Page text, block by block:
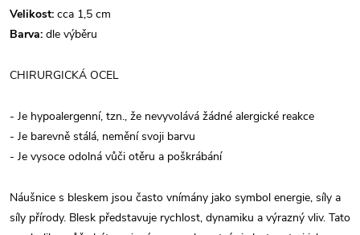
Velikost: cca 1,5 cm
Barva: dle výběru
CHIRURGICKÁ OCEL
- Je hypoalergenní, tzn., že nevyvolává žádné alergické reakce
- Je barevně stálá, nemění svoji barvu
- Je vysoce odolná vůči otěru a poškrábání
Náušnice s bleskem jsou často vnímány jako symbol energie, síly a
síly přírody. Blesk představuje rychlost, dynamiku a výrazný vliv. Tato